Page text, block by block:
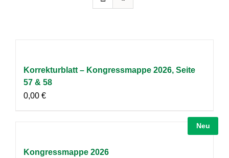
Korrekturblatt – Kongressmappe 2026, Seite
57 & 58
0,00 €
Neu
Kongressmappe 2026